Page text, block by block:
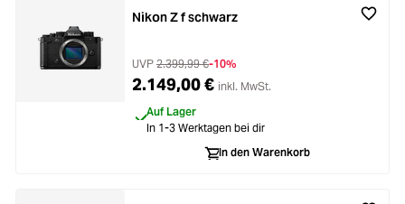
Nikon Z f schwarz
UVP 2.399,99 €-10%
2.149,00 € inkl. MwSt.
Auf Lager
In 1-3 Werktagen bei dir
In den Warenkorb